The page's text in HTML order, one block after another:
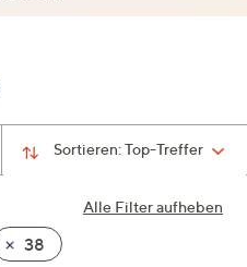
Sortieren:Top-Treffer
Alle Filter aufheben
38